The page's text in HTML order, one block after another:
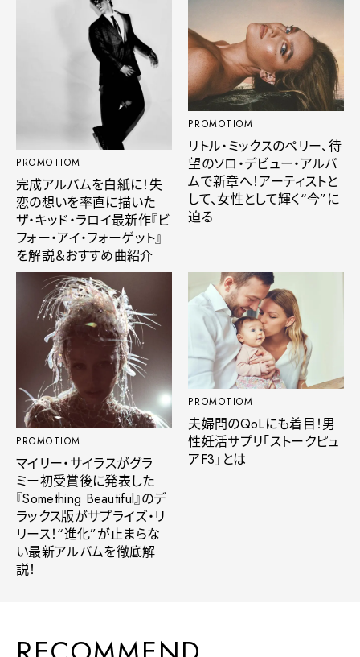
PROMOTIOM
完成アルバムを白紙に！失
恋の想いを率直に描いた
ザ・キッド・ラロイ最新作『ビ
フォー・アイ・フォーゲット』
を解説＆おすすめ曲紹介
PROMOTIOM
リトル・ミックスのペリー、待
望のソロ・デビュー・アルバ
ムで新章へ！アーティストと
して、女性として輝く“今”に
迫る
PROMOTIOM
マイリー・サイラスがグラ
ミー初受賞後に発表した
『Something Beautiful』のデ
ラックス版がサプライズ・リ
リース！“進化”が止まらな
い最新アルバムを徹底解
説！
PROMOTIOM
夫婦間のQoLにも着目！男
性妊活サプリ「ストークピュ
アF3」とは